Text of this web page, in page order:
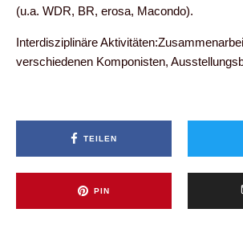
(u.a. WDR, BR, erosa, Macondo).
Interdisziplinäre
verschiedenen Komponisten,
TEILEN
PIN